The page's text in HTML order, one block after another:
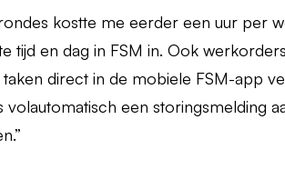
kostte me eerder een uur per
tijd en dag in FSM in. Ook
direct in de mobiele FSM-app
een storingsmelding